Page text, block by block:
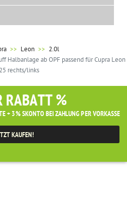
Leon
2.0l
Halbanlage ab OPF passend für Cupra Leon
rechts/links
RABATT %
+ 3% SKONTO BEI ZAHLUNG PER VORKASSE
KAUFEN!